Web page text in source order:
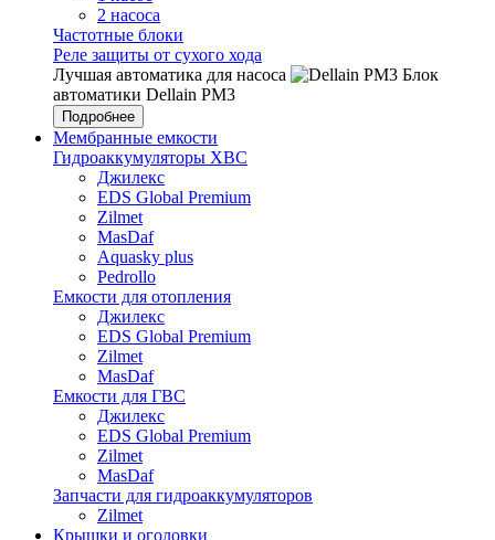
2 насоса
Частотные блоки
Реле защиты от сухого хода
Лучшая автоматика для насоса
Блок
автоматики Dellain PM3
Подробнее
Мембранные емкости
Гидроаккумуляторы ХВС
Джилекс
EDS Global Premium
Zilmet
MasDaf
Aquasky plus
Pedrollo
Емкости для отопления
Джилекс
EDS Global Premium
Zilmet
MasDaf
Емкости для ГВС
Джилекс
EDS Global Premium
Zilmet
MasDaf
Запчасти для гидроаккумуляторов
Zilmet
Крышки и оголовки